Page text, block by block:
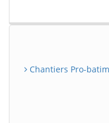
Chantiers Pro-